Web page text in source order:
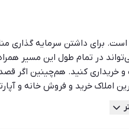
است. برای داشتن سرمایه
در تمام طول این مسیر
خریداری کنید. هم‌چینین اگر
املاک خرید و فروش خانه و